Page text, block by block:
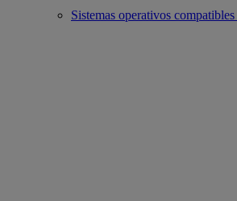
Sistemas operativos